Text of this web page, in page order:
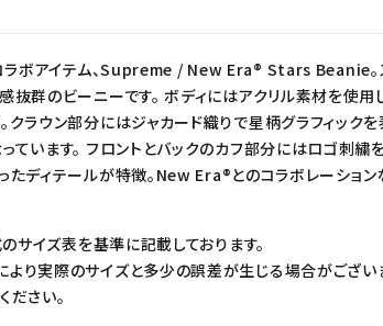
ボアイテム、Supreme / New Era® Stars Beanie。
抜群のビーニーです。 ボディにはアクリル素材を使用
クラウン部分にはジャカード織りで星柄グラフィック
ています。 フロントとバックのカフ部分にはロゴ刺繍
たディテールが特徴。New Era®とのコラボレーショ
イズ表を基準に記載しております。
り実際のサイズと多少の誤差が生じる場合がござい
ださい。